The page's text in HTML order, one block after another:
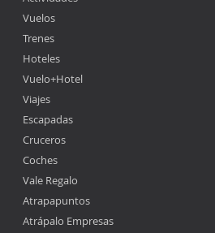
Vuelos
Trenes
Hoteles
Vuelo+Hotel
Viajes
Escapadas
Cruceros
Coches
Vale Regalo
Atrapapuntos
Atrápalo Empresas